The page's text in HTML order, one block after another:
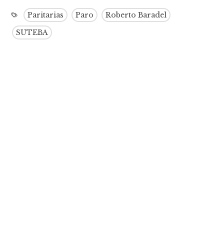
Paritarias Paro
Roberto Baradel
SUTEBA